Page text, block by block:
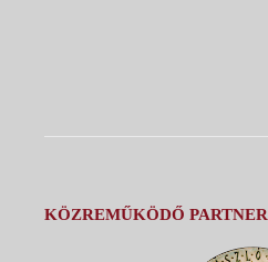
KÖZREMŰKÖDŐ PARTNER